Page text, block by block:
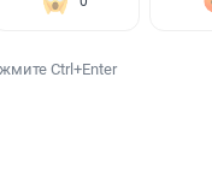
Ctrl+Enter